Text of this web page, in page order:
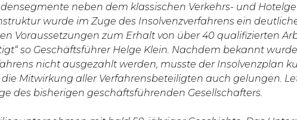
neben dem klassischen Verkehrs- und
wurde im Zuge des Insolvenzverfahrens ein
Voraussetzungen zum Erhalt von über 40 qualifizierten
so Geschäftsführer Helge Klein. Nachdem bekannt
nicht ausgezahlt werden, musste der Insolvenzplan
Mitwirkung aller Verfahrensbeteiligten auch gelungen.
des bisherigen geschäftsführenden Gesellschafters.